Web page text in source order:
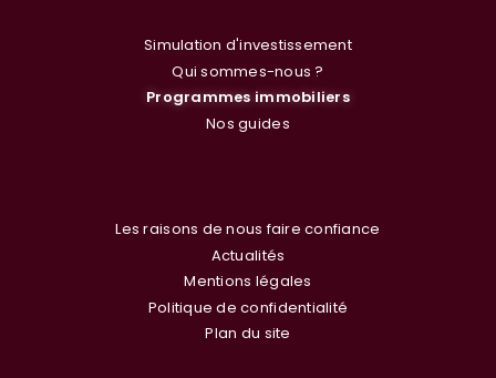
Simulation d'investissement
Qui sommes-nous ?
Programmes immobiliers
Nos guides
Les raisons de nous faire confiance
Actualités
Mentions légales
Politique de confidentialité
Plan du site